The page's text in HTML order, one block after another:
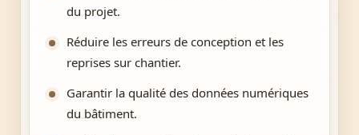
du projet.
Réduire les erreurs de conception et les
reprises sur chantier.
Garantir la qualité des données numériques
du bâtiment.